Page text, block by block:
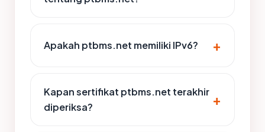
Apakah ptbms.net memiliki IPv6?
Kapan sertifikat ptbms.net terakhir
diperiksa?